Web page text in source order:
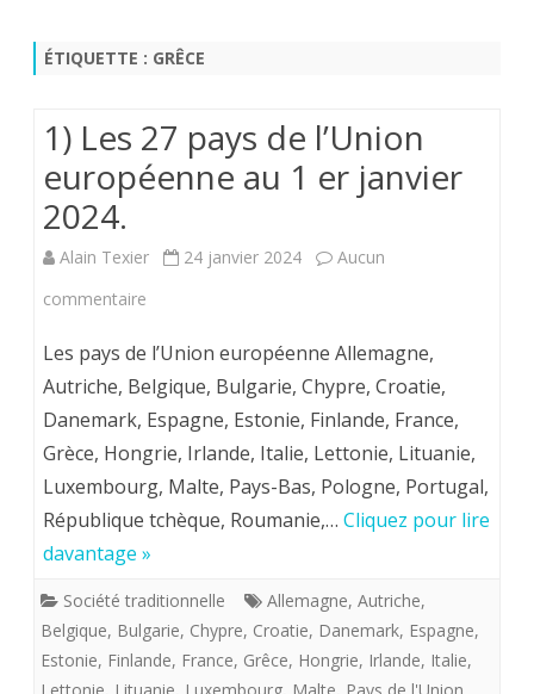
ÉTIQUETTE : GRÊCE
1) Les 27 pays de l’Union
européenne au 1 er janvier
2024.
Alain Texier 24 janvier 2024
Aucun
commentaire
Les
27
pays
l’Union
européenne
au
1
Les pays de l’Union européenne Allemagne,
Autriche, Belgique, Bulgarie, Chypre, Croatie,
Danemark, Espagne, Estonie, Finlande, France,
Grèce, Hongrie, Irlande, Italie, Lettonie, Lituanie,
Luxembourg, Malte, Pays-Bas, Pologne, Portugal,
République tchèque, Roumanie,… Cliquez pour lire
davantage »
Société traditionnelle Allemagne, Autriche,
Belgique, Bulgarie, Chypre, Croatie, Danemark, Espagne,
Estonie, Finlande, France, Grêce, Hongrie, Irlande, Italie,